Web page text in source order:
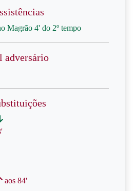
Magrão 4' do 2º tempo
adversário
aos 84'